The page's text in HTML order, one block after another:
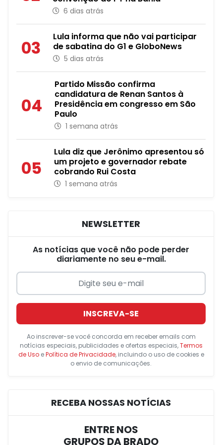
6 dias atrás
03
Lula informa que não vai participar
de sabatina do G1 e GloboNews
5 dias atrás
04
Partido Missão confirma
candidatura de Renan Santos à
Presidência em congresso em São
Paulo
1 semana atrás
05
Lula diz que Jerônimo apresentou só
um projeto e governador rebate
cobrando Rui Costa
1 semana atrás
NEWSLETTER
As notícias que você não pode perder
diariamente no seu e-mail.
INSCREVA-SE
Ao inscrever-se você concorda em receber emails com
notícias especiais, publicidades e ofertas especiais,Termos
de UsoePolítica de Privacidade, incluindo o uso de cookies e
o envio de comunicações.
RECEBA NOSSAS NOTÍCIAS
ENTRE NOS
GRUPOS DA BRADO